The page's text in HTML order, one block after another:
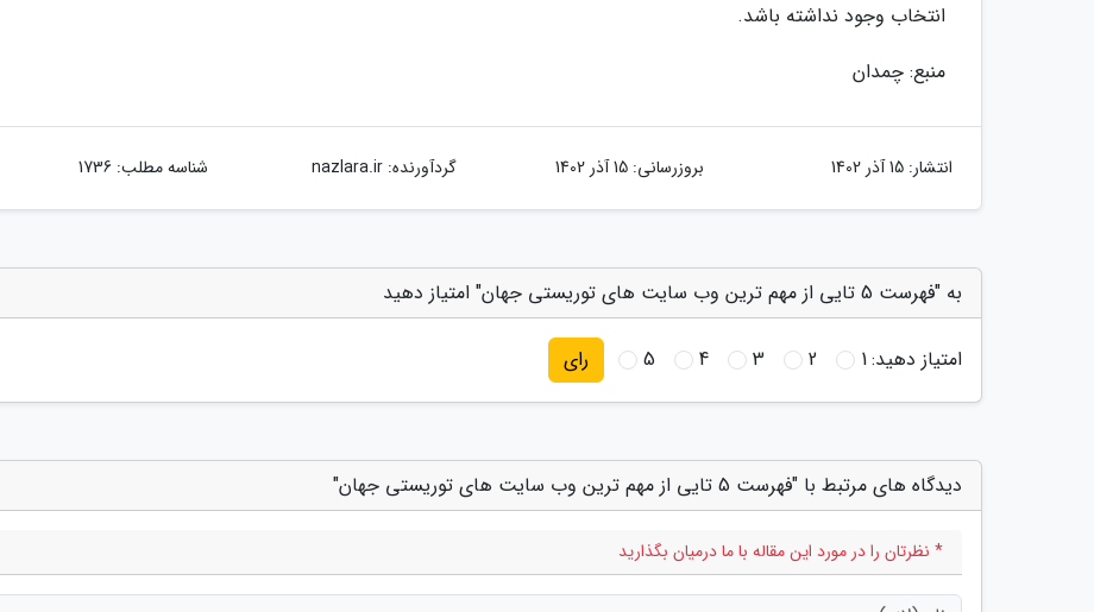
انتخاب وجود نداشته باشد.
منبع: چمدان
انتشار: 15 آذر 1402 بروزرسانی: 15 آذر 1402 گردآورنده:nazlara.ir شناسه مطلب: 1736
به "فهرست 5 تایی از مهم ترین وب سایت های توریستی جهان" امتیاز دهید
امتیاز دهید:1
2
3
4
5 رای
دیدگاه های مرتبط با "فهرست 5 تایی از مهم ترین وب سایت های توریستی جهان"
* نظرتان را در مورد این مقاله با ما درمیان بگذارید